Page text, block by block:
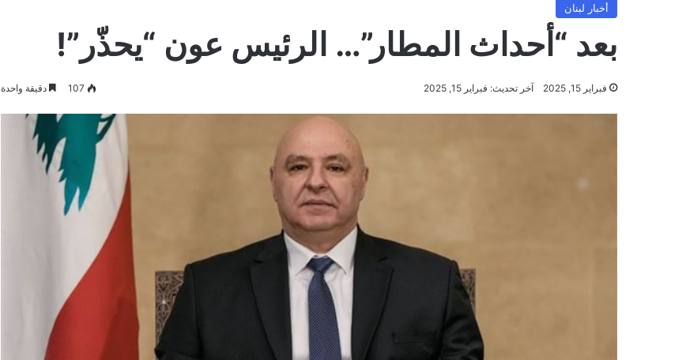
أخبار لبنان
بعد “أحداث المطار”… الرئيس عون “يحذّر”!
فبراير 15, 2025 آخر تحديث: فبراير 15, 2025 107 دقيقة واحدة